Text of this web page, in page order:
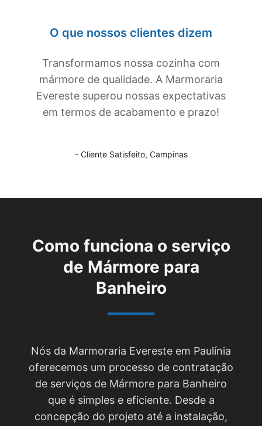
O que nossos clientes dizem
Transformamos nossa cozinha com
mármore de qualidade. A Marmoraria
Evereste superou nossas expectativas
em termos de acabamento e prazo!
- Cliente Satisfeito, Campinas
Como funciona o serviço
de Mármore para
Banheiro
Nós da Marmoraria Evereste em Paulínia
oferecemos um processo de contratação
de serviços de Mármore para Banheiro
que é simples e eficiente. Desde a
concepção do projeto até a instalação,